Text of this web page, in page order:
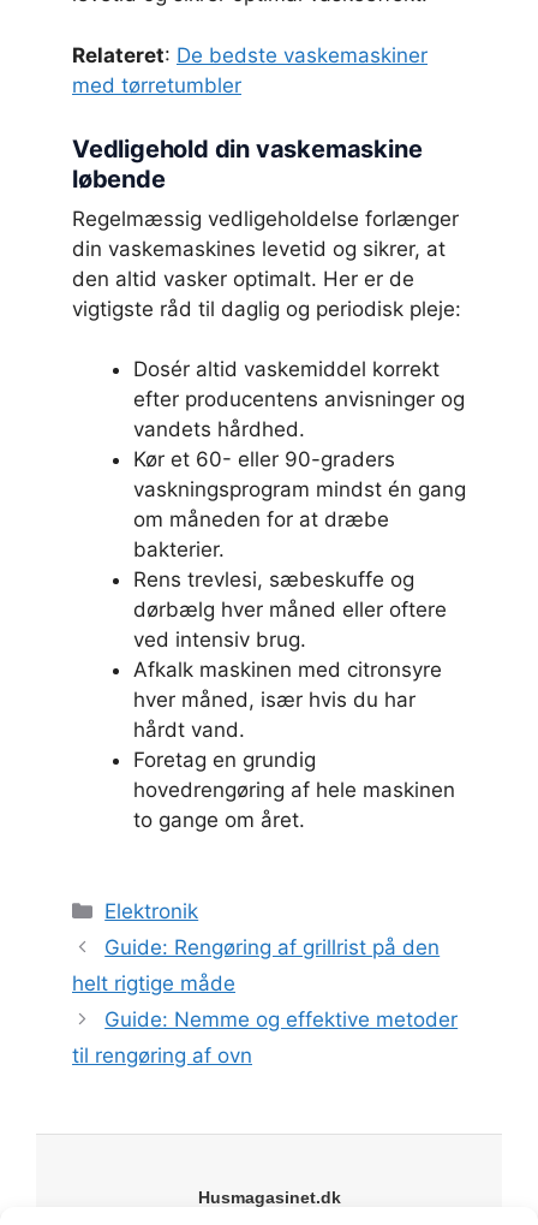
Relateret: De bedste vaskemaskiner
med tørretumbler
Vedligehold din vaskemaskine
løbende
Regelmæssig vedligeholdelse forlænger
din vaskemaskines levetid og sikrer, at
den altid vasker optimalt. Her er de
vigtigste råd til daglig og periodisk pleje:
Dosér altid vaskemiddel korrekt
efter producentens anvisninger og
vandets hårdhed.
Kør et 60- eller 90-graders
vaskningsprogram mindst én gang
om måneden for at dræbe
bakterier.
Rens trevlesi, sæbeskuffe og
dørbælg hver måned eller oftere
ved intensiv brug.
Afkalk maskinen med citronsyre
hver måned, især hvis du har
hårdt vand.
Foretag en grundig
hovedrengøring af hele maskinen
to gange om året.
Kategorier
Elektronik
Guide: Rengøring af grillrist på den
helt rigtige måde
Guide: Nemme og effektive metoder
til rengøring af ovn
Husmagasinet.dk